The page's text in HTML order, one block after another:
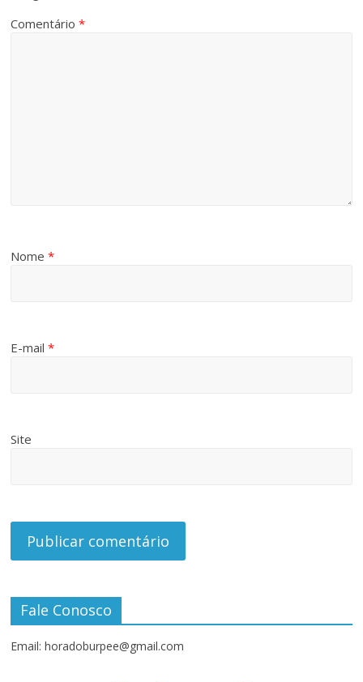
Comentário*
Nome*
E-mail*
Site
Fale Conosco
Email: horadoburpee@gmail.com